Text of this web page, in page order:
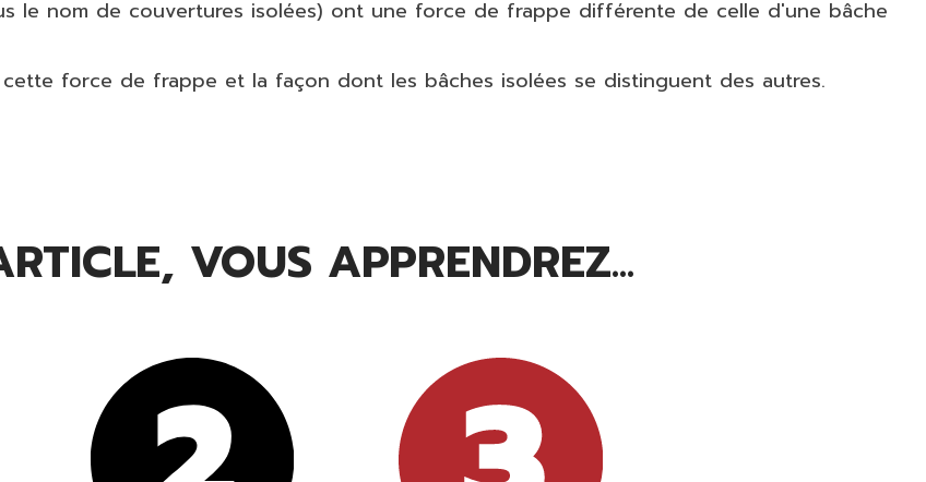
le nom de couvertures isolées) ont une force de frappe différente de celle d'une bâche
force de frappe et la façon dont les bâches isolées se distinguent des autres.
VOUS APPRENDREZ...